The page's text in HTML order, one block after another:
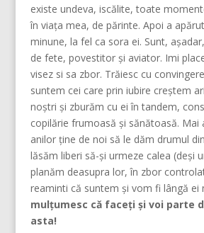
existe undeva, iscălite, toate
în viața mea, de părinte. Apoi a
minune, la fel ca sora ei. Sunt,
de fete, povestitor și aviator. Imi
visez si sa zbor. Trăiesc cu
suntem cei care prin iubire creştem
noştri şi zburăm cu ei în tandem,
copilărie frumoasă şi sănătoasă. Mai
anilor ține de noi să le dăm drumul
lăsăm liberi să-și urmeze calea (deşi
planăm deasupra lor, în zbor
reaminti că suntem şi vom fi lângă ei
mulțumesc că faceți și voi parte
asta!